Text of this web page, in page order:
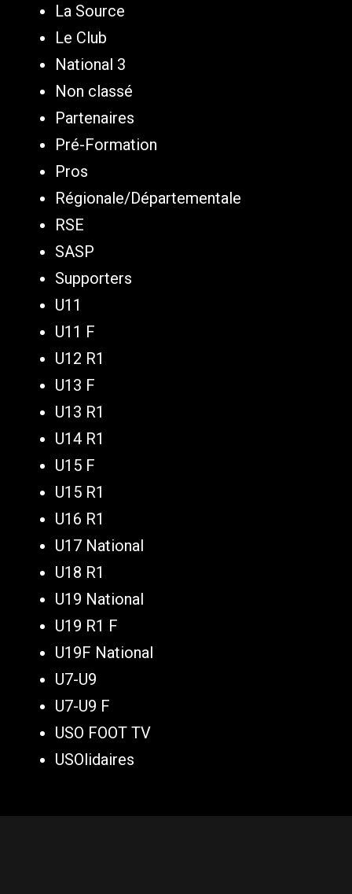
La Source
Le Club
National 3
Non classé
Partenaires
Pré-Formation
Pros
Régionale/Départementale
RSE
SASP
Supporters
U11
U11 F
U12 R1
U13 F
U13 R1
U14 R1
U15 F
U15 R1
U16 R1
U17 National
U18 R1
U19 National
U19 R1 F
U19F National
U7-U9
U7-U9 F
USO FOOT TV
USOlidaires